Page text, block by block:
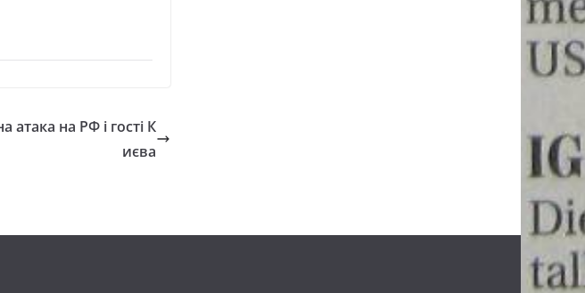
атака на РФ і гості К
иєва